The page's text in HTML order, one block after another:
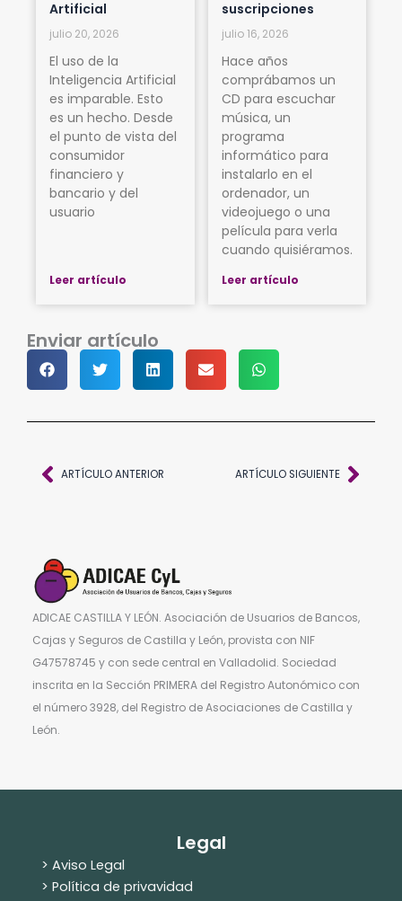
Artificial
julio 20, 2026
El uso de la
Inteligencia Artificial
es imparable. Esto
es un hecho. Desde
el punto de vista del
consumidor
financiero y
bancario y del
usuario
Leer artículo
suscripciones
julio 16, 2026
Hace años
comprábamos un
CD para escuchar
música, un
programa
informático para
instalarlo en el
ordenador, un
videojuego o una
película para verla
cuando quisiéramos.
Leer artículo
Enviar artículo
AntARTÍCULO ANTERIOR ARTÍCULO SIGUIENTE
ADICAE CASTILLA Y LEÓN. Asociación de Usuarios de Bancos,
Cajas y Seguros de Castilla y León, provista con NIF
G47578745 y con sede central en Valladolid. Sociedad
inscrita en la Sección PRIMERA del Registro Autonómico con
el número 3928, del Registro de Asociaciones de Castilla y
León.
Legal
> Aviso Legal
> Política de privavidad